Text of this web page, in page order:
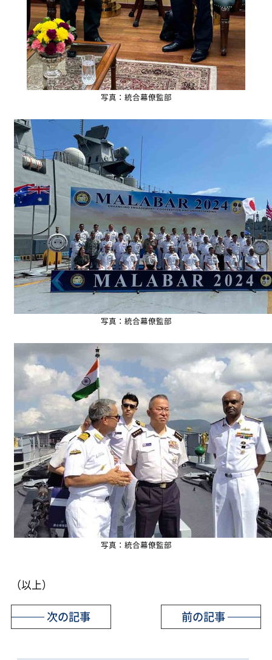
写真：統合幕僚監部
写真：統合幕僚監部
写真：統合幕僚監部
（以上）
前の記事
次の記事